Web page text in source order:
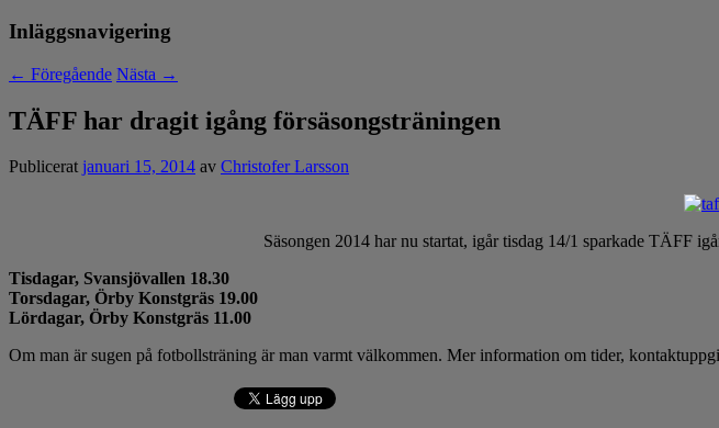
Inläggsnavigering
← Föregående Nästa →
TÄFF har dragit igång försäsongsträningen
Publicerat januari 15, 2014 av Christofer Larsson
Säsongen 2014 har nu startat, igår tisdag 14/1 sparkade TÄFF
Tisdagar, Svansjövallen 18.30
Torsdagar, Örby Konstgräs 19.00
Lördagar, Örby Konstgräs 11.00
Om man är sugen på fotbollsträning är man varmt välkommen. Mer information om tider,